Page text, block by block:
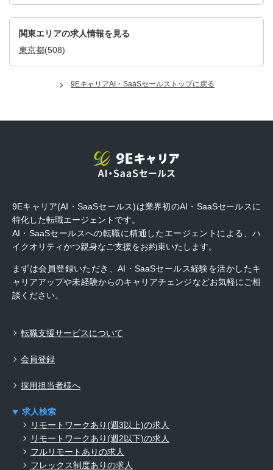
関東エリアの求人情報を見る
東京都(508)
9EキャリアAI・SaaSセールストップに戻る
9Eキャリア(AI・SaaSセールス)は業界初のAI・SaaSセールスに
特化した転職エージェントです。
AI・SaaSセールスへの転職に精通したエージェントによる、ハ
イクオリティかつ親身なご支援をお約束いたします。
まずは会員登録いただき、AI・SaaSセールス経験を活かしたキ
ャリアアップや未経験からのキャリアチェンジなどお気軽にご相
談ください。
転職支援サービスについて
会員登録
採用担当者様へ
求人検索
リモートワークあり(週3以上)の求人
リモートワークあり(週2以下)の求人
フルリモートありの求人
フレックス制度ありの求人